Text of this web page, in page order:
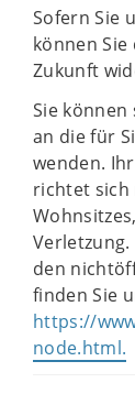
Sofern Sie
können
Zukunft
Sie
an die für
wenden.
richtet sich
den
finden Sie
https://
node.html.